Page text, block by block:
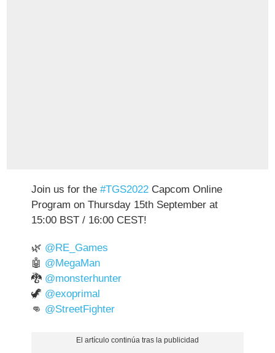
Join us for the#TGS2022 Capcom Online
Program on Thursday 15th September at
15:00 BST / 16:00 CEST!
🌿 @RE_Games
🤖 @MegaMan
🐉 @monsterhunter
🦖 @exoprimal
👊 @StreetFighter